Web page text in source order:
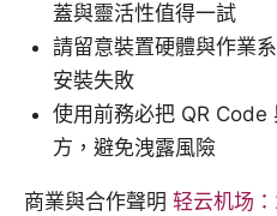
蓋與靈活性值得一試
請留意裝置硬體與作業
安裝失敗
使用前務必把 QR Code
方，避免洩露風險
商業與合作聲明 轻云机场